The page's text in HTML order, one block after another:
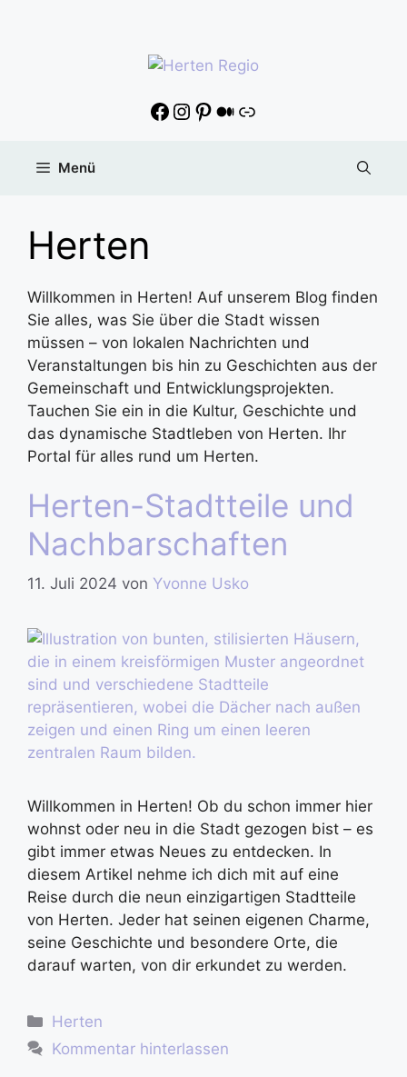
Menü
Herten
Willkommen in Herten! Auf unserem Blog finden
Sie alles, was Sie über die Stadt wissen
müssen – von lokalen Nachrichten und
Veranstaltungen bis hin zu Geschichten aus der
Gemeinschaft und Entwicklungsprojekten.
Tauchen Sie ein in die Kultur, Geschichte und
das dynamische Stadtleben von Herten. Ihr
Portal für alles rund um Herten.
Herten-Stadtteile und
Nachbarschaften
11. Juli 2024 von Yvonne Usko
Willkommen in Herten! Ob du schon immer hier
wohnst oder neu in die Stadt gezogen bist – es
gibt immer etwas Neues zu entdecken. In
diesem Artikel nehme ich dich mit auf eine
Reise durch die neun einzigartigen Stadtteile
von Herten. Jeder hat seinen eigenen Charme,
seine Geschichte und besondere Orte, die
darauf warten, von dir erkundet zu werden.
Herten
Kommentar hinterlassen